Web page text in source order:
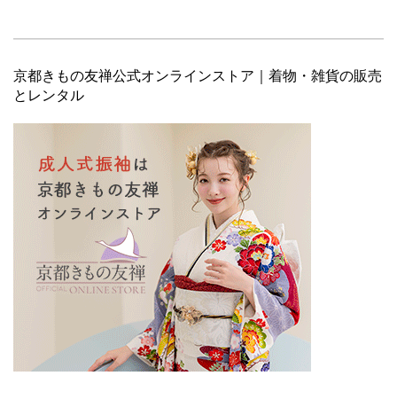
京都きもの友禅公式オンラインストア｜着物・雑貨の販売
とレンタル